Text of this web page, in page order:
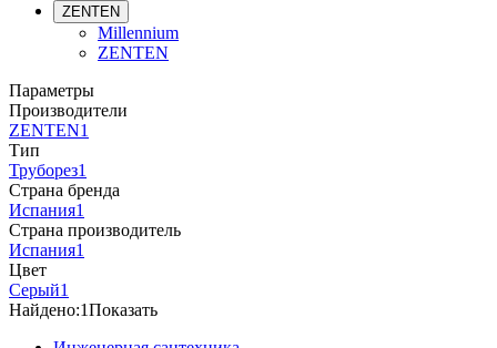
ZENTEN
Millennium
ZENTEN
Параметры
Производители
ZENTEN1
Тип
Труборез1
Страна бренда
Испания1
Страна производитель
Испания1
Цвет
Серый1
Найдено:1Показать